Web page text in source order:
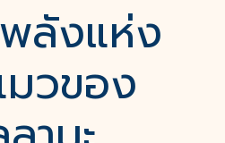
ลังแห่ง
วของ